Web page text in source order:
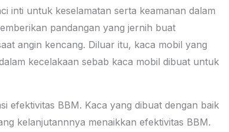
inti untuk keselamatan serta keamanan dalam
pandangan yang jernih buat
angin kencang. Diluar itu, kaca mobil yang
kecelakaan sebab kaca mobil dibuat untuk
efektivitas BBM. Kaca yang dibuat dengan baik
kelanjutannnya menaikkan efektivitas BBM.